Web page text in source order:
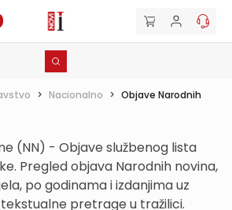
> Nacionalno > Objave Narodnih
(NN) - Objave službenog lista
Pregled objava Narodnih novina,
po godinama i izdanjima uz
pretrage u tražilici.